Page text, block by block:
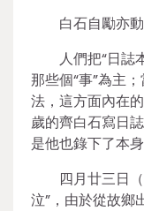
白石自勵亦
人們把“日誌
那些個“事”為主
法，這方面內在
歲的齊白石寫日
是他也錄下了本
四月廿三日
泣”，由於從故鄉